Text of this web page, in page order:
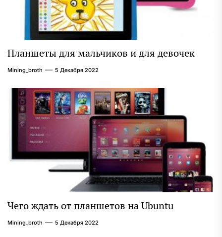
Планшеты для мальчиков и для девочек
Mining_broth 5 Декабря 2022
Чего ждать от планшетов на Ubuntu
Mining_broth 5 Декабря 2022